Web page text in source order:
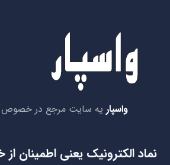
واسپار یه سایت مرجع در خصوص
نماد الکترونیک یعنی اطمینان